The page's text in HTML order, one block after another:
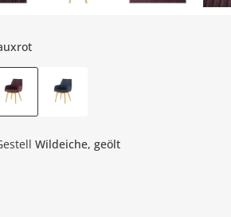
Wildeiche, geölt